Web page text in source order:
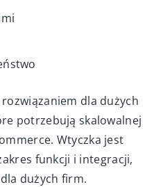
dla dużych
potrzebują skalowalnej
Wtyczka jest
funkcji i integracji,
dużych firm.